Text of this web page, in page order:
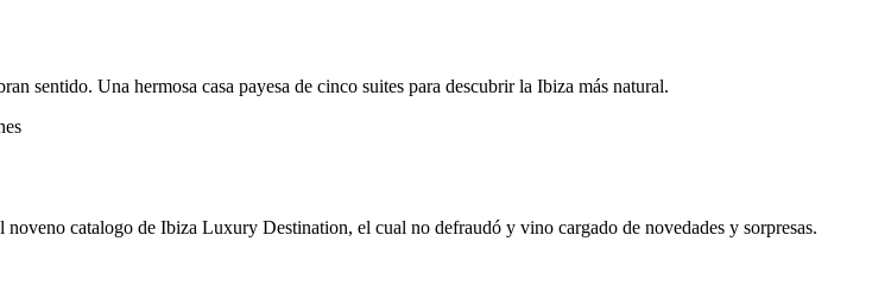
sentido. Una hermosa casa payesa de cinco suites para descubrir la Ibiza más natural.
catalogo de Ibiza Luxury Destination, el cual no defraudó y vino cargado de novedades y sorpresas.